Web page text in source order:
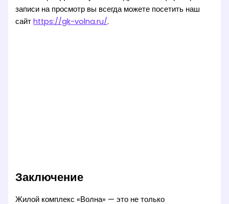
записи на просмотр вы всегда можете посетить наш
сайтhttps://gk-volna.ru/.
Заключение
Жилой комплекс «Волна» — это не только